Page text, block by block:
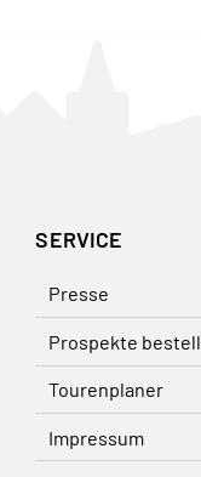
SERVICE
Presse
Prospekte
Tourenplaner
Impressum